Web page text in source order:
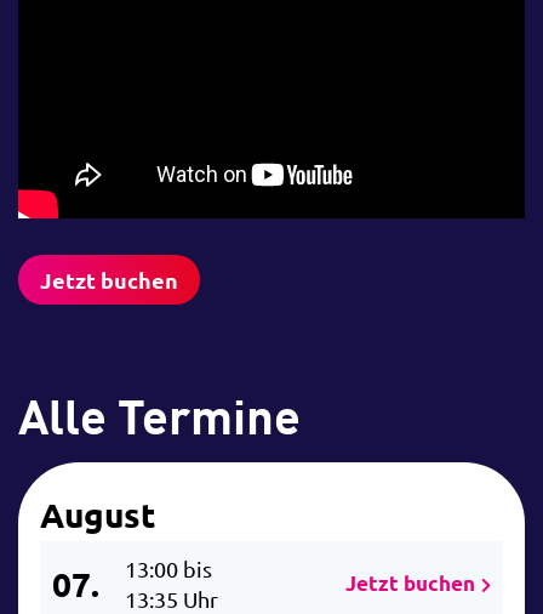
Jetzt buchen
Alle Termine
August
07.
13:00 bis
13:35 Uhr
Jetzt buchen